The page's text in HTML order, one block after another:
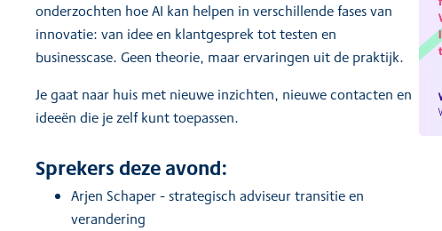
onderzochten hoe AI kan helpen in verschillende fases van
innovatie: van idee en klantgesprek tot testen en
businesscase. Geen theorie, maar ervaringen uit de praktijk.
Je gaat naar huis met nieuwe inzichten, nieuwe contacten en
ideeën die je zelf kunt toepassen.
Sprekers deze avond:
Arjen Schaper - strategisch adviseur transitie en
verandering